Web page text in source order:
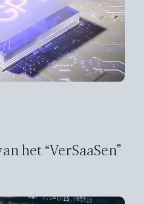
het “VerSaaSen”